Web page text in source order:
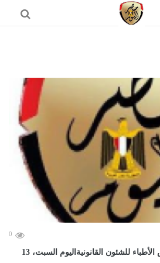
0
وكيل صحة الفيوم تحيل بعض الأطباء للشئون القانونيةاليوم السبت، 13